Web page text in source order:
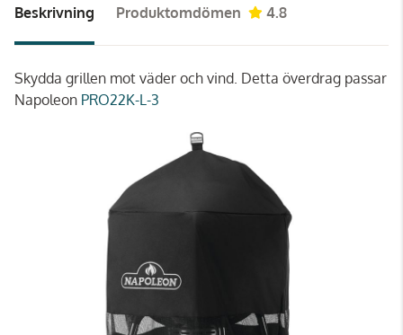
Beskrivning Produktomdömen 4.8
Skydda grillen mot väder och vind. Detta överdrag passar
Napoleon PRO22K-L-3